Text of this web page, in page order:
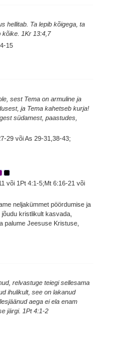
hellitab. Ta lepib kõigega, ta
kõike. 1Kr 13:4,7
15
sest Tema on armuline ja
ja Tema kahetseb kurja!
südamest, paastudes,
29 või As 29-31,38-43;
või 1Pt 4:1-5;Mt 6:16-21 või
neljakümmet pöördumise ja
kristlikult kasvada,
palume Jeesuse Kristuse,
relvastuge teiegi sellesama
ihulikult, see on lakanud
aega ei ela enam
järgi. 1Pt 4:1-2